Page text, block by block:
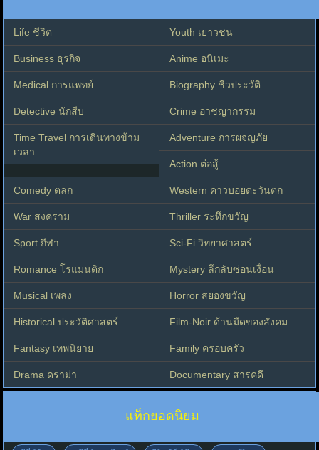
Life ชีวิต Youth เยาวชน
Business ธุรกิจ Anime อนิเมะ
Medical การแพทย์ Biography ชีวประวัติ
Detective นักสืบ Crime อาชญากรรม
Time Travel การเดินทางข้าม
เวลา
Adventure การผจญภัย
Action ต่อสู้
Comedy ตลก Western คาวบอยตะวันตก
War สงคราม Thriller ระทึกขวัญ
Sport กีฬา Sci-Fi วิทยาศาสตร์
Romance โรแมนติก Mystery ลึกลับซ่อนเงื่อน
Musical เพลง Horror สยองขวัญ
Historical ประวัติศาสตร์ Film-Noir ด้านมืดของสังคม
Fantasy เทพนิยาย Family ครอบครัว
Drama ดราม่า Documentary สารคดี
แท็กยอดนิยม